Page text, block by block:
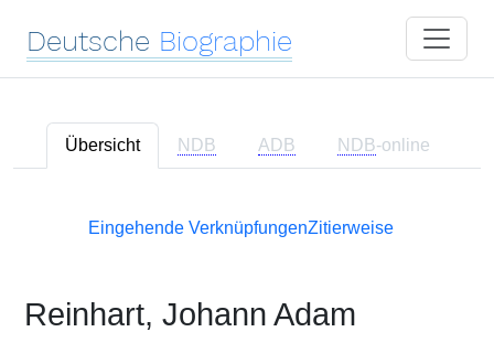
Deutsche Biographie
Übersicht NDB ADB NDB-online
Eingehende VerknüpfungenZitierweise
Reinhart, Johann Adam